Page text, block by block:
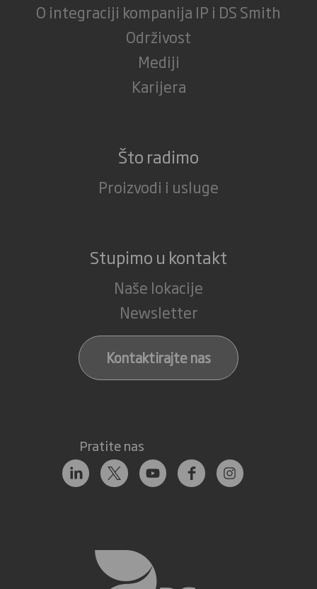
O integraciji kompanija IP i DS Smith
Održivost
Mediji
Karijera
Što radimo
Proizvodi i usluge
Stupimo u kontakt
Naše lokacije
Newsletter
Kontaktirajte nas
Pratite nas